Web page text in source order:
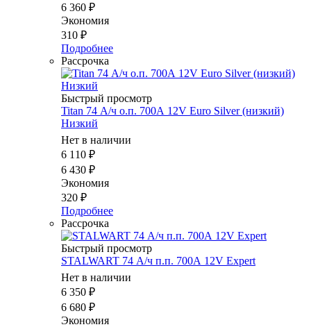
6 360 ₽
Экономия
310 ₽
Подробнее
Рассрочка
Быстрый просмотр
Titan 74 А/ч о.п. 700А 12V Euro Silver (низкий)
Низкий
Нет в наличии
6 110 ₽
6 430 ₽
Экономия
320 ₽
Подробнее
Рассрочка
Быстрый просмотр
STALWART 74 А/ч п.п. 700А 12V Expert
Нет в наличии
6 350 ₽
6 680 ₽
Экономия